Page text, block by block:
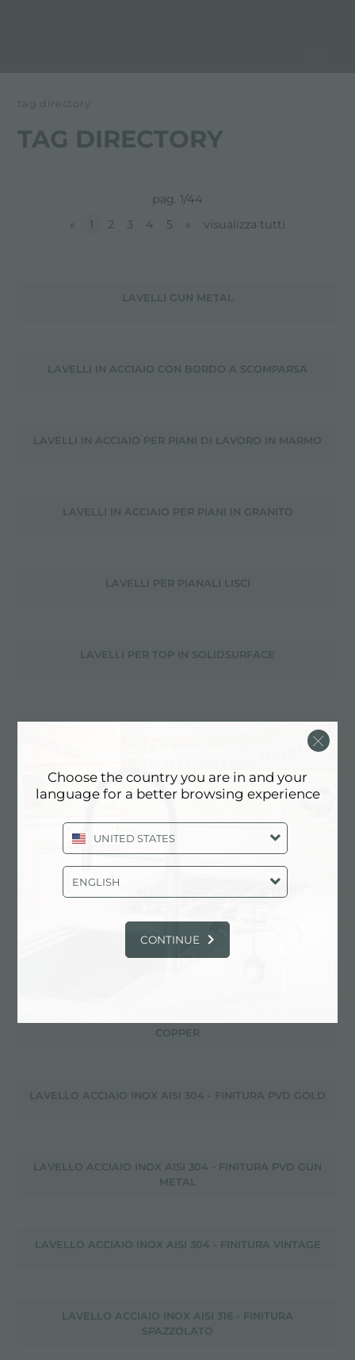
tag directory
TAG DIRECTORY
pag. 1/44
«
1 2 3 4 5 » visualizza tutti
LAVELLI GUN METAL
LAVELLI IN ACCIAIO CON BORDO A SCOMPARSA
LAVELLI IN ACCIAIO PER PIANI DI LAVORO IN MARMO
LAVELLI IN ACCIAIO PER PIANI IN GRANITO
LAVELLI PER PIANALI LISCI
LAVELLI PER TOP IN SOLIDSURFACE
LAVELLI SPAZZOLATI
LAVELLI VINTAGE
LAVELLO A SCOMPARSA NEL PIANO
LAVELLO ACCIAIO INOX AISI 304 - FINITURA
COPPER
LAVELLO ACCIAIO INOX AISI 304 - FINITURA PVD GOLD
LAVELLO ACCIAIO INOX AISI 304 - FINITURA PVD GUN
METAL
LAVELLO ACCIAIO INOX AISI 304 - FINITURA VINTAGE
LAVELLO ACCIAIO INOX AISI 316 - FINITURA
SPAZZOLATO
Choose the country you are in and your
language for a better browsing experience
UNITED STATES
ENGLISH
CONTINUE